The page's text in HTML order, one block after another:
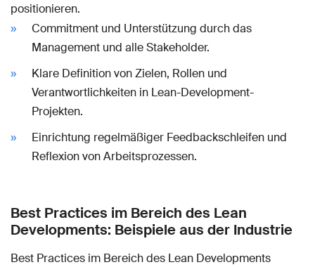
positionieren.
Commitment und Unterstützung durch das
Management und alle Stakeholder.
Klare Definition von Zielen, Rollen und
Verantwortlichkeiten in Lean-Development-
Projekten.
Einrichtung regelmäßiger Feedbackschleifen und
Reflexion von Arbeitsprozessen.
Best Practices im Bereich des Lean
Developments: Beispiele aus der Industrie
Best Practices im Bereich des Lean Developments